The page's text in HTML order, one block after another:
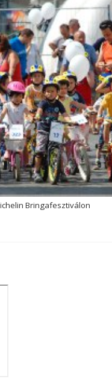
Bringafesztiválon